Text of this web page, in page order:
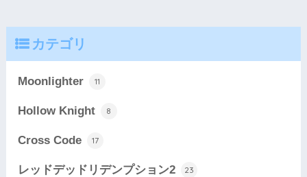
カテゴリ
Moonlighter 11
Hollow Knight 8
Cross Code 17
レッドデッドリデンプション2 23